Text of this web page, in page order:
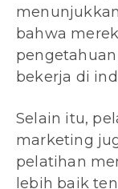
bahwa
bekerja di
Selain itu,
marketing
pelatihan
lebih baik